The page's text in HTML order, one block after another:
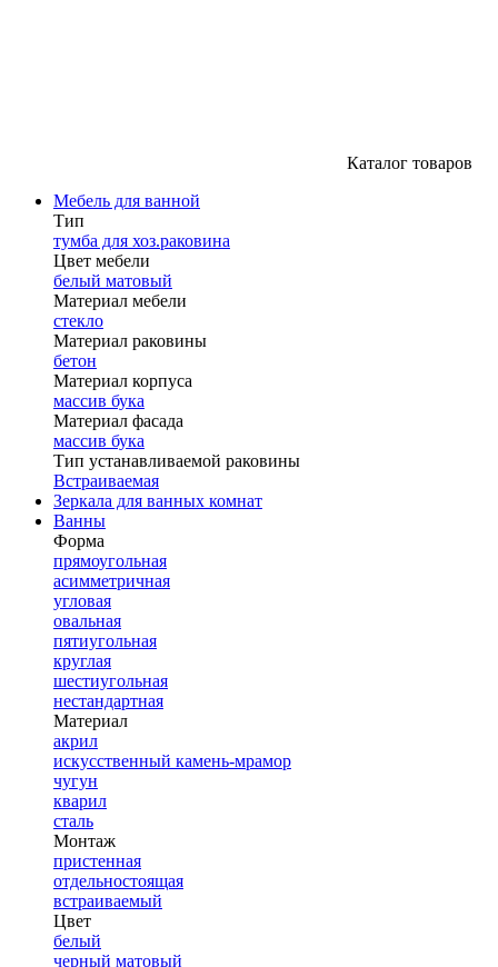
Каталог товаров
Мебель для ванной
Тип
тумба для хоз.раковина
Цвет мебели
белый матовый
Материал мебели
стекло
Материал раковины
бетон
Материал корпуса
массив бука
Материал фасада
массив бука
Тип устанавливаемой раковины
Встраиваемая
Зеркала для ванных комнат
Ванны
Форма
прямоугольная
асимметричная
угловая
овальная
пятиугольная
круглая
шестиугольная
нестандартная
Материал
акрил
искусственный камень-мрамор
чугун
кварил
сталь
Монтаж
пристенная
отдельностоящая
встраиваемый
Цвет
белый
черный матовый